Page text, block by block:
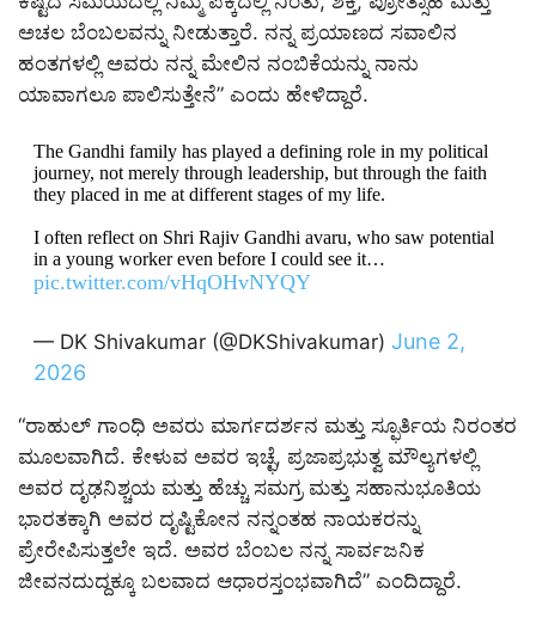
ಅಚಲ ಬೆಂಬಲವನ್ನು ನೀಡುತ್ತಾರೆ. ನನ್ನ ಪ್ರಯಾಣದ ಸವಾಲಿನ
ಹಂತಗಳಲ್ಲಿ ಅವರು ನನ್ನ ಮೇಲಿನ ನಂಬಿಕೆಯನ್ನು ನಾನು
ಯಾವಾಗಲೂ ಪಾಲಿಸುತ್ತೇನೆ” ಎಂದು ಹೇಳಿದ್ದಾರೆ.
The Gandhi family has played a defining role in my political
journey, not merely through leadership, but through the faith
they placed in me at different stages of my life.
I often reflect on Shri Rajiv Gandhi avaru, who saw potential
in a young worker even before I could see it…
pic.twitter.com/vHqOHvNYQY
— DK Shivakumar (@DKShivakumar) June 2,
2026
“ರಾಹುಲ್ ಗಾಂಧಿ ಅವರು ಮಾರ್ಗದರ್ಶನ ಮತ್ತು ಸ್ಫೂರ್ತಿಯ ನಿರಂತರ
ಮೂಲವಾಗಿದೆ. ಕೇಳುವ ಅವರ ಇಚ್ಛೆ, ಪ್ರಜಾಪ್ರಭುತ್ವ ಮೌಲ್ಯಗಳಲ್ಲಿ
ಅವರ ದೃಢನಿಶ್ಚಯ ಮತ್ತು ಹೆಚ್ಚು ಸಮಗ್ರ ಮತ್ತು ಸಹಾನುಭೂತಿಯ
ಭಾರತಕ್ಕಾಗಿ ಅವರ ದೃಷ್ಟಿಕೋನ ನನ್ನಂತಹ ನಾಯಕರನ್ನು
ಪ್ರೇರೇಪಿಸುತ್ತಲೇ ಇದೆ. ಅವರ ಬೆಂಬಲ ನನ್ನ ಸಾರ್ವಜನಿಕ
ಜೀವನದುದ್ದಕ್ಕೂ ಬಲವಾದ ಆಧಾರಸ್ತಂಭವಾಗಿದೆ” ಎಂದಿದ್ದಾರೆ.